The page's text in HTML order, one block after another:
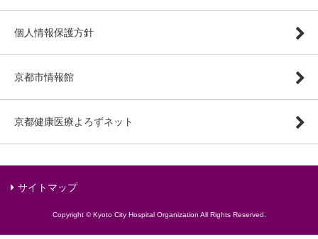
個人情報保護方針
京都市情報館
京都健康医療よろずネット
サイトマップ
Copyright © Kyoto City Hospital Organization All Rights Reserved.